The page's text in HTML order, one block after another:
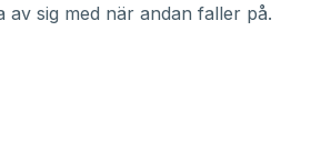
sig med när andan faller på.